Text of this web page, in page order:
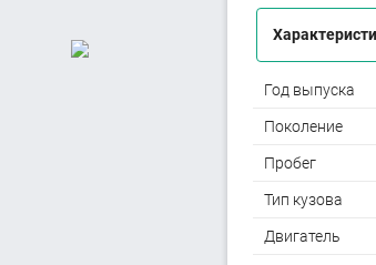
Год выпуска
Поколение
Пробег
Тип кузова
Двигатель